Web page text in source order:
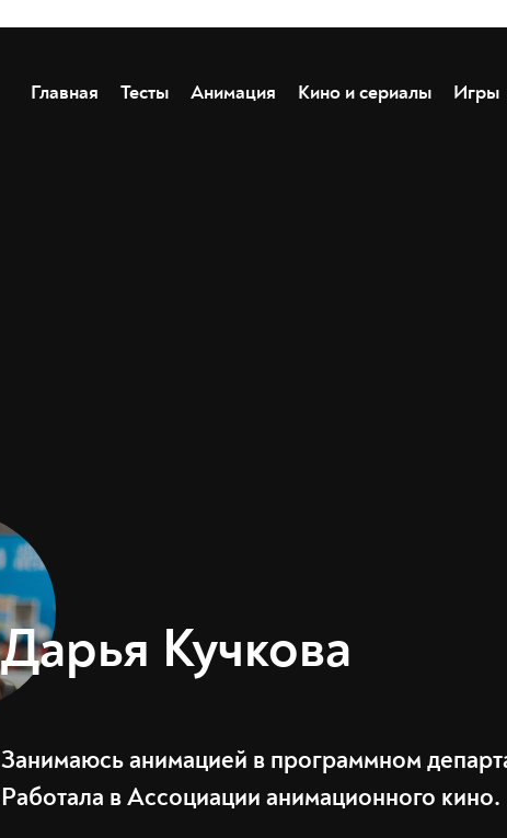
Главная Тесты Анимация Кино и сериалы Игры
Дарья Кучкова
Занимаюсь анимацией в программном
Работала в Ассоциации анимационного кино.